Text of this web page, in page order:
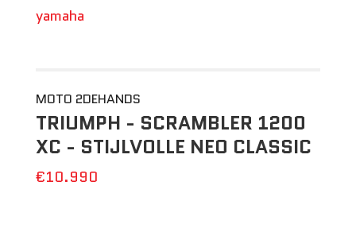
yamaha
MOTO 2DEHANDS
TRIUMPH - SCRAMBLER 1200
XC - STIJLVOLLE NEO CLASSIC
€10.990